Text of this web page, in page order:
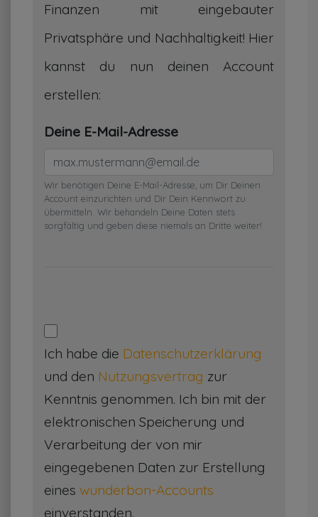
Finanzen mit eingebauter
Privatsphäre und Nachhaltigkeit! Hier
kannst du nun deinen Account
erstellen:
Deine E-Mail-Adresse
Wir benötigen Deine E-Mail-Adresse, um Dir Deinen
Account einzurichten und Dir Dein Kennwort zu
übermitteln. Wir behandeln Deine Daten stets
sorgfältig und geben diese niemals an Dritte weiter!
Ich habe die Datenschutzerklärung
und den Nutzungsvertrag zur
Kenntnis genommen. Ich bin mit der
elektronischen Speicherung und
Verarbeitung der von mir
eingegebenen Daten zur Erstellung
eines wunderbon-Accounts
einverstanden.